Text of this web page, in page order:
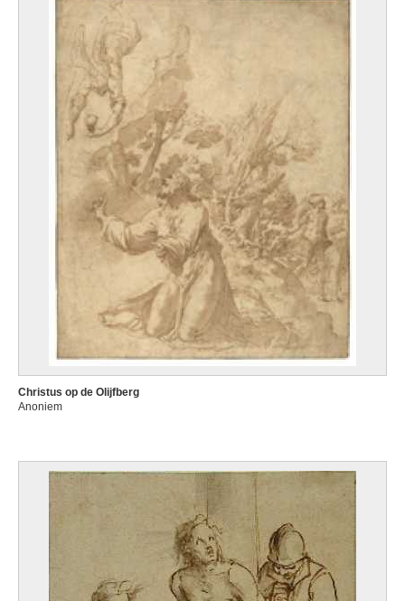
Christus op de Olijfberg
Anoniem